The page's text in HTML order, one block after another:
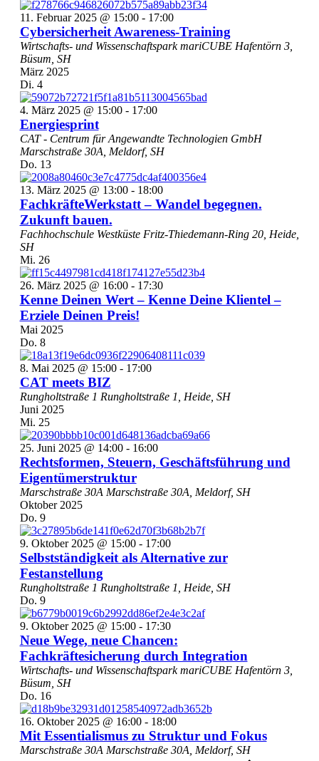
11. Februar 2025 @ 15:00- 17:00
Cybersicherheit Awareness-Training
Wirtschafts- und Wissenschaftspark mariCUBE Hafentörn 3,
Büsum, SH
März 2025
Di. 4
4. März 2025 @ 15:00- 17:00
Energiesprint
CAT - Centrum für Angewandte Technologien GmbH
Marschstraße 30A, Meldorf, SH
Do. 13
13. März 2025 @ 13:00- 18:00
FachkräfteWerkstatt – Wandel begegnen.
Zukunft bauen.
Fachhochschule Westküste Fritz-Thiedemann-Ring 20, Heide,
SH
Mi. 26
26. März 2025 @ 16:00- 17:30
Kenne Deinen Wert – Kenne Deine Klientel –
Erziele Deinen Preis!
Mai 2025
Do. 8
8. Mai 2025 @ 15:00- 17:00
CAT meets BIZ
Rungholtstraße 1 Rungholtstraße 1, Heide, SH
Juni 2025
Mi. 25
25. Juni 2025 @ 14:00- 16:00
Rechtsformen, Steuern, Geschäftsführung und
Eigentümerstruktur
Marschstraße 30A Marschstraße 30A, Meldorf, SH
Oktober 2025
Do. 9
9. Oktober 2025 @ 15:00- 17:00
Selbstständigkeit als Alternative zur
Festanstellung
Rungholtstraße 1 Rungholtstraße 1, Heide, SH
Do. 9
9. Oktober 2025 @ 15:00- 17:30
Neue Wege, neue Chancen:
Fachkräftesicherung durch Integration
Wirtschafts- und Wissenschaftspark mariCUBE Hafentörn 3,
Büsum, SH
Do. 16
16. Oktober 2025 @ 16:00- 18:00
Mit Essentialismus zu Struktur und Fokus
Marschstraße 30A Marschstraße 30A, Meldorf, SH